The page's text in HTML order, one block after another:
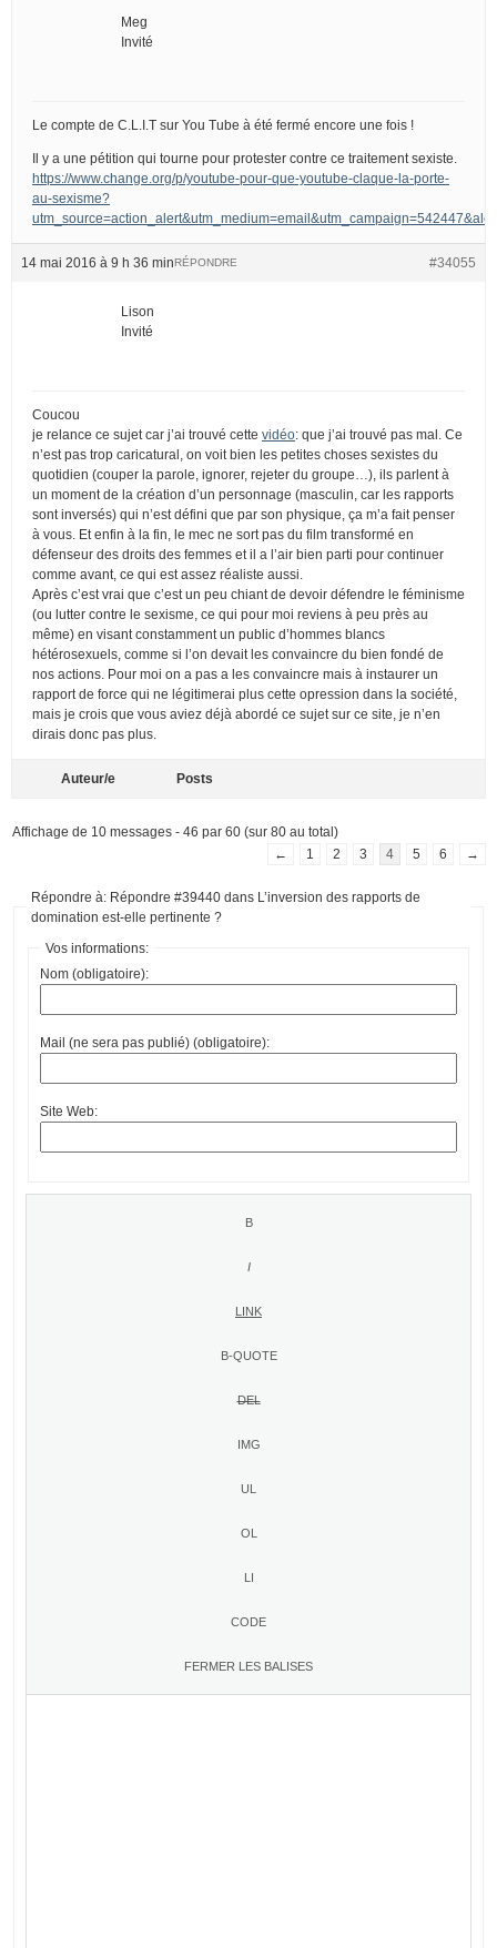
Meg
Invité
Le compte de C.L.I.T sur You Tube à été fermé encore une fois !
Il y a une pétition qui tourne pour protester contre ce traitement sexiste.
https://www.change.org/p/youtube-pour-que-youtube-claque-la-porte-
au-sexisme?
14 mai 2016 à 9 h 36 min #34055
RÉPONDRE
Lison
Invité
Coucou
je relance ce sujet car j’ai trouvé cette vidéo: que j’ai trouvé pas mal. Ce
n’est pas trop caricatural, on voit bien les petites choses sexistes du
quotidien (couper la parole, ignorer, rejeter du groupe…), ils parlent à
un moment de la création d’un personnage (masculin, car les rapports
sont inversés) qui n’est défini que par son physique, ça m’a fait penser
à vous. Et enfin à la fin, le mec ne sort pas du film transformé en
défenseur des droits des femmes et il a l’air bien parti pour continuer
comme avant, ce qui est assez réaliste aussi.
Après c’est vrai que c’est un peu chiant de devoir défendre le féminisme
(ou lutter contre le sexisme, ce qui pour moi reviens à peu près au
même) en visant constamment un public d’hommes blancs
hétérosexuels, comme si l’on devait les convaincre du bien fondé de
nos actions. Pour moi on a pas a les convaincre mais à instaurer un
rapport de force qui ne légitimerai plus cette opression dans la société,
mais je crois que vous aviez déjà abordé ce sujet sur ce site, je n’en
dirais donc pas plus.
Auteur/e Posts
Affichage de 10 messages - 46 par 60 (sur 80 au total)
←
1 2 3 4 5 6 →
Répondre à: Répondre #39440 dans L’inversion des rapports de
domination est-elle pertinente ?
Vos informations:
Nom (obligatoire):
Mail (ne sera pas publié) (obligatoire):
Site Web: